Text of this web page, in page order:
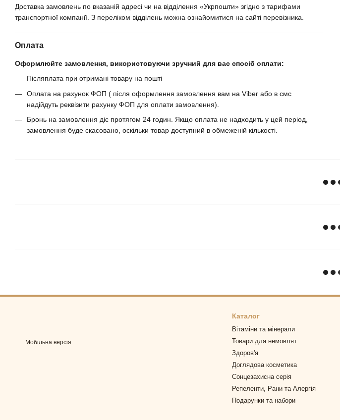
Доставка замовлень по вказаній адресі чи на відділення «Укрпошти» згідно з тарифами
транспортної компанії. З переліком відділень можна ознайомитися на сайті перевізника.
Оплата
Оформлюйте замовлення, використовуючи зручний для вас спосіб оплати:
Післяплата при отримані товару на пошті
Оплата на рахунок ФОП ( після оформлення замовлення вам на Viber або в смс
надійдуть реквізити рахунку ФОП для оплати замовлення).
Бронь на замовлення діє протягом 24 годин. Якщо оплата не надходить у цей період,
замовлення буде скасовано, оскільки товар доступний в обмеженій кількості.
Мобільна версія
Каталог
Вітаміни та мінерали
Товари для немовлят
Здоров'я
Доглядова косметика
Сонцезахисна серія
Репеленти, Рани та Алергія
Подарунки та набори